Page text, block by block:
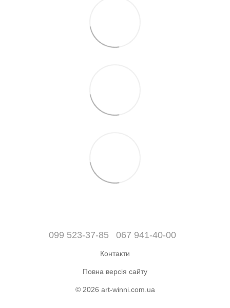
099 523-37-85 067 941-40-00
Контакти
Повна версія сайту
© 2026 art-winni.com.ua